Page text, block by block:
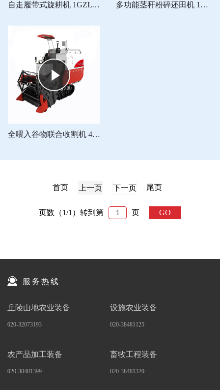
自走履带式旋耕机 1GZL 230 豹系列 多功能茎秆粉碎还田机 1XHJ-1200型
全喂入谷物联合收割机 4LZ-5.0Z
首页 上一页 下一页 尾页
页数（1/1） 转到第 页 GO
服务热线
丘陵山地农业装备
020-32073193
设施农业装备
020-38481125
农产品加工装备
020-38481399
畜牧工程装备
020-38481320